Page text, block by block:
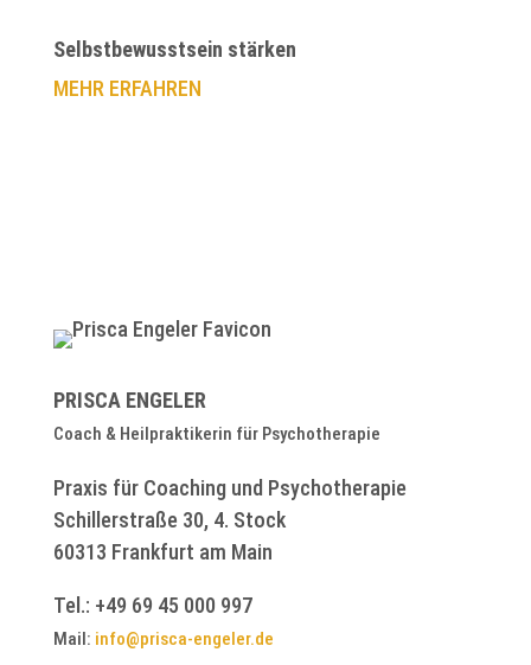
Selbstbewusstsein stärken
MEHR ERFAHREN
PRISCA ENGELER
Coach & Heilpraktikerin für Psychotherapie
Praxis für Coaching und Psychotherapie
Schillerstraße 30, 4. Stock
60313 Frankfurt am Main
Tel.: +49 69 45 000 997
Mail: info@prisca-engeler.de